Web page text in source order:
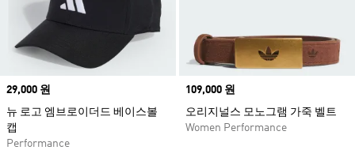
Price
29,000 원
뉴 로고 엠브로이더드 베이스볼
캡
Performance
Price
109,000 원
오리지널스 모노그램 가죽 벨트
Women Performance